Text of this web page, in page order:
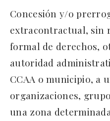
Concesión y/o
extracontractual, sin
formal de derechos,
autoridad
CCAA o municipio, a
organizaciones,
una zona